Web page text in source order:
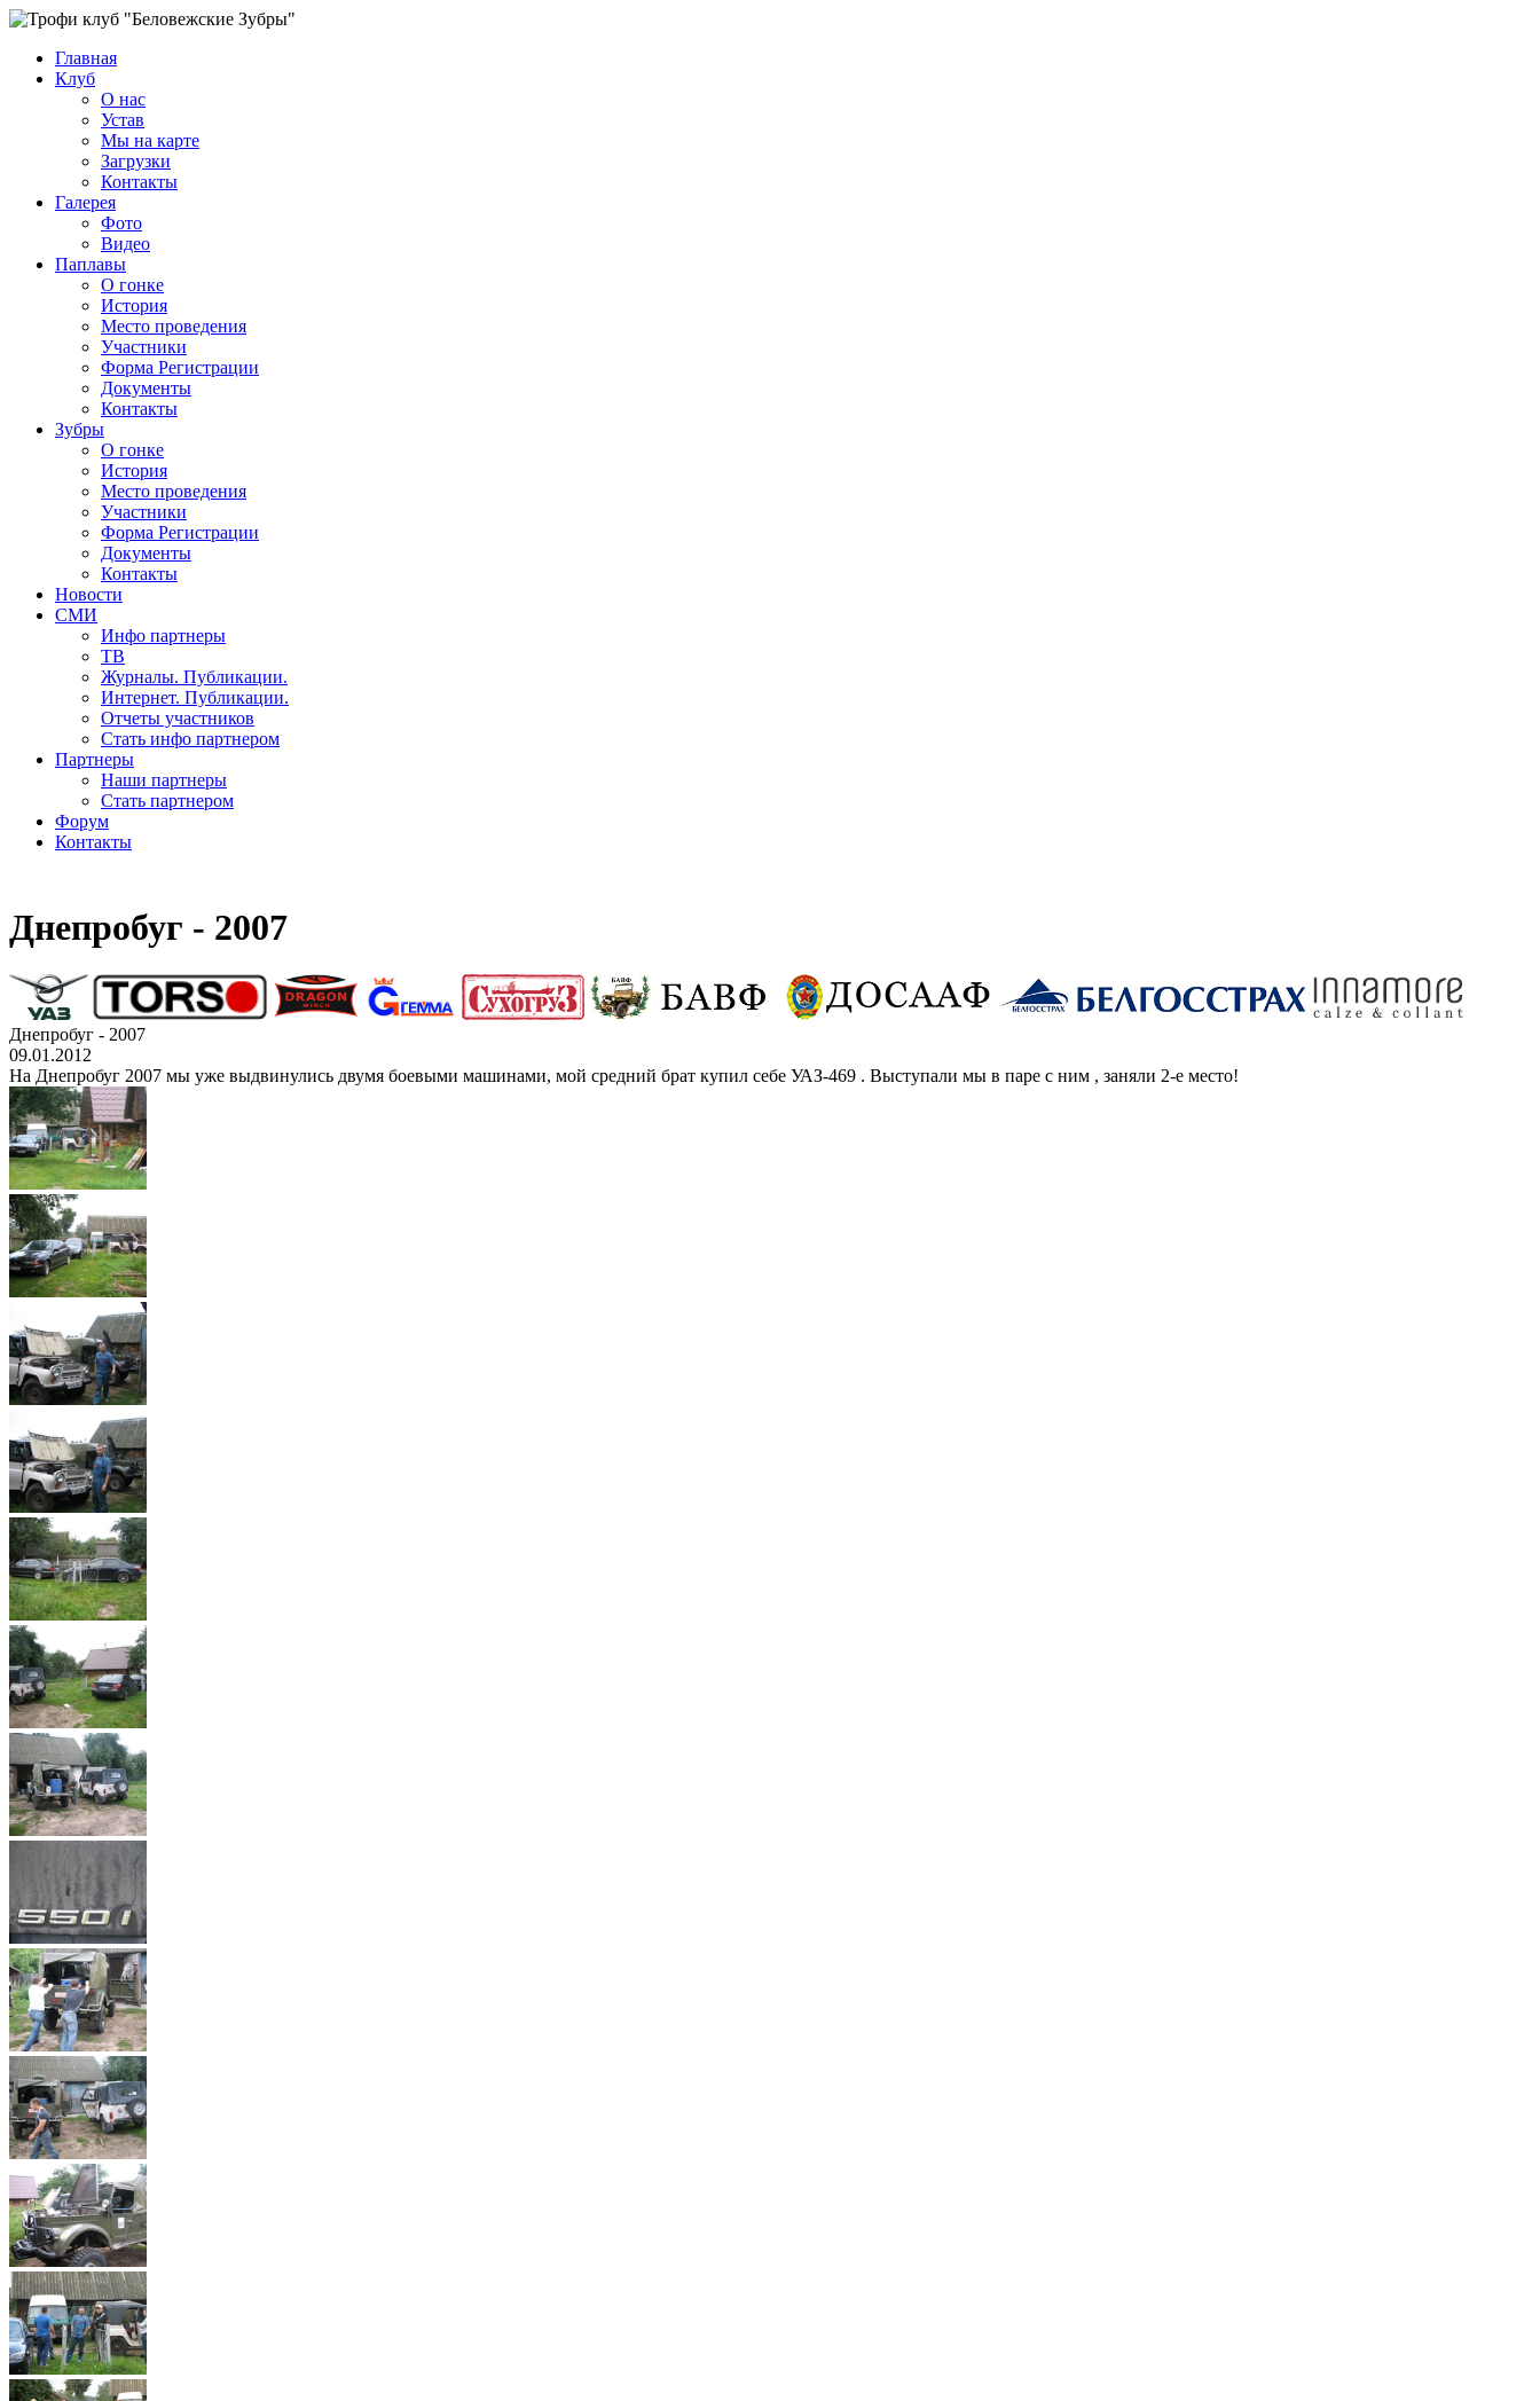
Главная
Клуб
О нас
Устав
Мы на карте
Загрузки
Контакты
Галерея
Фото
Видео
Паплавы
О гонке
История
Место проведения
Участники
Форма Регистрации
Документы
Контакты
Зубры
О гонке
История
Место проведения
Участники
Форма Регистрации
Документы
Контакты
Новости
СМИ
Инфо партнеры
ТВ
Журналы. Публикации.
Интернет. Публикации.
Отчеты участников
Стать инфо партнером
Партнеры
Наши партнеры
Стать партнером
Форум
Контакты
Днепробуг - 2007
Днепробуг - 2007
09.01.2012
На Днепробуг 2007 мы уже выдвинулись двумя боевыми машинами, мой средний брат купил себе УАЗ-469 . Выступали мы в паре с ним , заняли 2-е место!